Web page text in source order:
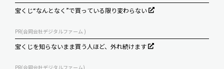
宝くじ“なんとなく”で買っている限り変わらない
PR(合同会社デジタルファーム )
宝くじを知らないまま買う人ほど、外れ続けます
PR(合同会社デジタルファーム)